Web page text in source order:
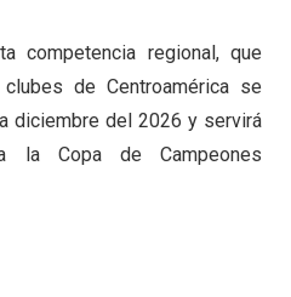
competencia regional, que
de Centroamérica se
diciembre del 2026 y servirá
la Copa de Campeones